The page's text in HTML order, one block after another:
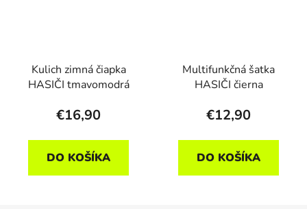
Kulich zimná čiapka
HASIČI tmavomodrá
€16,90
DO KOŠÍKA
Multifunkčná šatka
HASIČI čierna
€12,90
DO KOŠÍKA